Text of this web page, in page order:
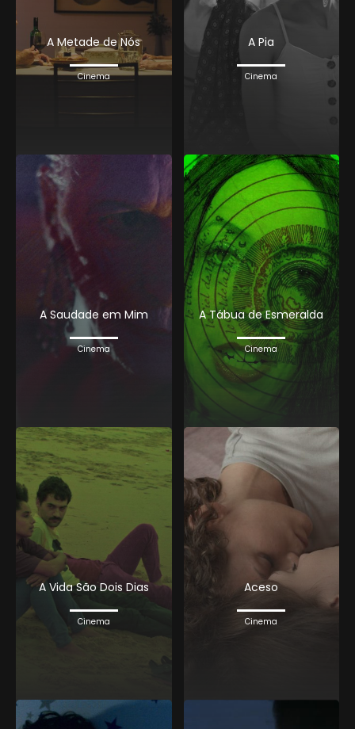
A Metade de Nós
Cinema
A Pia
Cinema
A Saudade em Mim
Cinema
A Tábua de Esmeralda
Cinema
A Vida São Dois Dias
Cinema
Aceso
Cinema